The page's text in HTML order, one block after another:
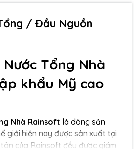
/ Đầu Nguồn
Tổng Nhà
khẩu Mỹ cao
Nhà Rainsoft là dòng sản
giới hiện nay được sản xuất tại
của Rainsoft đều được giám